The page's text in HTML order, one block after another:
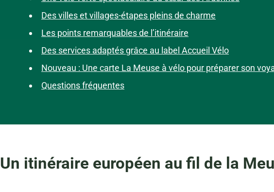
Des villes et villages-étapes pleins de charme
Les points remarquables de l’itinéraire
Des services adaptés grâce au label Accueil Vélo
Nouveau : Une carte La Meuse à vélo pour préparer son
Questions fréquentes
Un itinéraire européen au fil de la